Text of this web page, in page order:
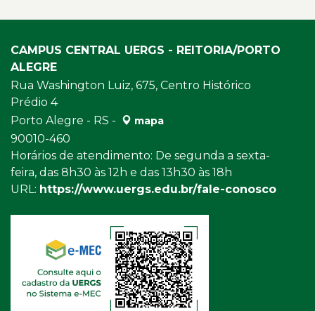
CAMPUS CENTRAL UERGS - REITORIA/PORTO
ALEGRE
Rua Washington Luiz, 675, Centro Histórico
Prédio 4
Porto Alegre - RS -
mapa
90010-460
Horários de atendimento: De segunda a sexta-
feira, das 8h30 às 12h e das 13h30 às 18h
URL: https://www.uergs.edu.br/fale-conosco